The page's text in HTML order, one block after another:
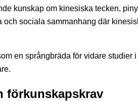
kunskap om kinesiska tecken,
och sociala sammanhang där
en språngbräda för vidare
förkunskapskrav